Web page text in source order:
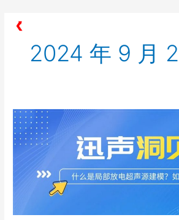
2024 年 9 月
基
于
声